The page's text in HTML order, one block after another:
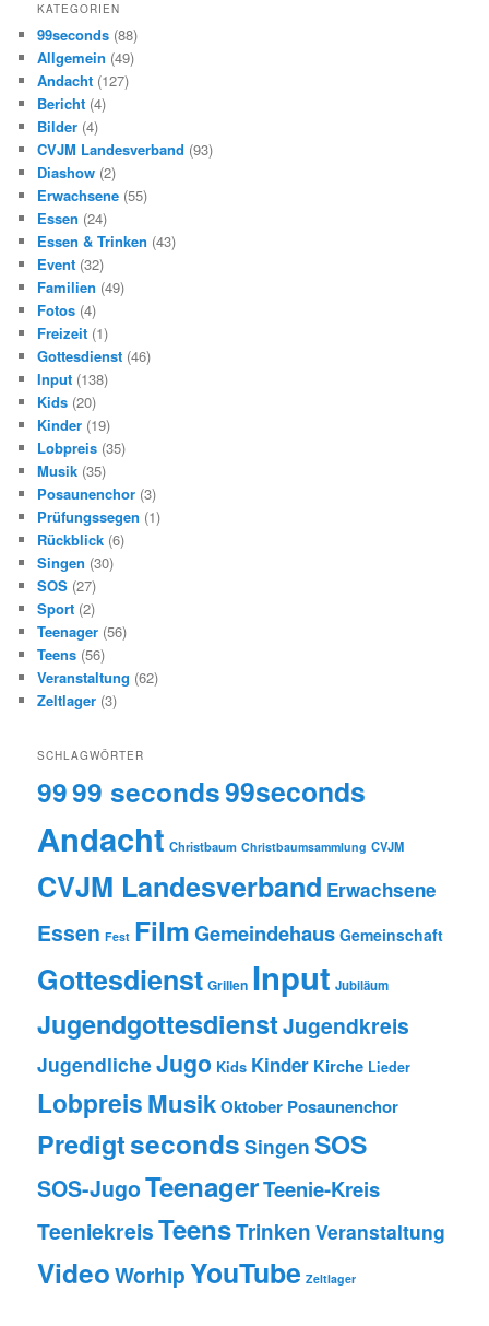
i
s
KATEGORIEN
99seconds (88)
Allgemein (49)
Andacht (127)
Bericht (4)
Bilder (4)
CVJM Landesverband (93)
Diashow (2)
Erwachsene (55)
Essen (24)
Essen & Trinken (43)
Event (32)
Familien (49)
Fotos (4)
Freizeit (1)
Gottesdienst (46)
Input (138)
Kids (20)
Kinder (19)
Lobpreis (35)
Musik (35)
Posaunenchor (3)
Prüfungssegen (1)
Rückblick (6)
Singen (30)
SOS (27)
Sport (2)
Teenager (56)
Teens (56)
Veranstaltung (62)
Zeltlager (3)
SCHLAGWÖRTER
9999 seconds99seconds
Andacht Christbaum Christbaumsammlung CVJM
CVJM Landesverband Erwachsene
Essen Fest FilmGemeindehaus Gemeinschaft
Gottesdienst Grillen Input Jubiläum
JugendgottesdienstJugendkreis
JugendlicheJugo Kids Kinder Kirche Lieder
LobpreisMusikOktober Posaunenchor
Predigtseconds Singen SOS
SOS-JugoTeenagerTeenie-Kreis
TeeniekreisTeensTrinken Veranstaltung
VideoWorhipYouTube Zeltlager